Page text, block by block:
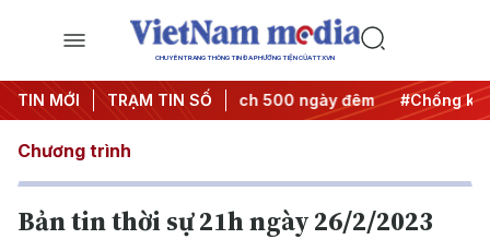
CHUYÊN TRANG THÔNG TIN ĐA PHƯƠNG TIỆN CỦA TTXVN
TIN MỚI TRẠM TIN SỐ
động #Chiến dịch 500 ngày đêm #Chống khai thác
Chương trình
Bản tin thời sự 21h ngày 26/2/2023